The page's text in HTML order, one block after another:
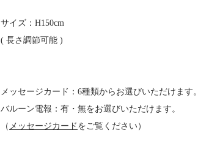
サイズ：H150cm
( 長さ調節可能 )
メッセージカード：6種類からお選びいただけます。
バルーン電報：有・無をお選びいただけます。
（ メッセージカード をご覧ください）